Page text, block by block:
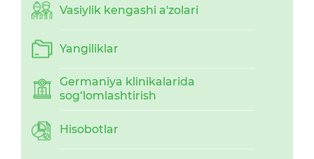
Vasiylik kengashi a'zolari
Yangiliklar
Germaniya klinikalarida
sog‘lomlashtirish
Hisobotlar